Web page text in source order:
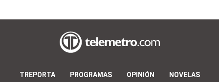
TREPORTA PROGRAMAS OPINIÓN NOVELAS